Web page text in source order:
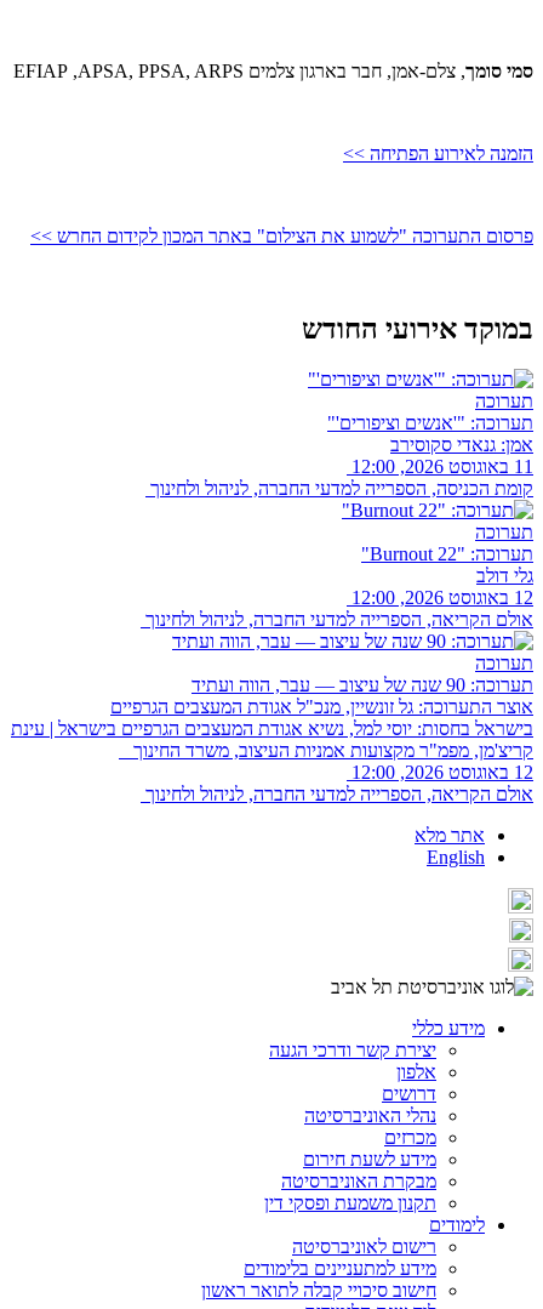
סמי סומך, צלם-אמן, חבר בארגון צלמים APSA, PPSA, ARPS
,
EFIAP
הזמנה לאירוע הפתיחה >>
פרסום התערוכה "לשמוע את הצילום" באתר המכון לקידום החרש >>
במוקד אירועי החודש
תערוכה
תערוכה: "'אנשים וציפורים'"
אמן: גנאדי סקוסירב
11 באוגוסט 2026, 12:00
קומת הכניסה, הספרייה למדעי החברה, לניהול ולחינוך
תערוכה
תערוכה: "Burnout 22"
גלי דולב
12 באוגוסט 2026, 12:00
אולם הקריאה, הספרייה למדעי החברה, לניהול ולחינוך
תערוכה
תערוכה: 90 שנה של עיצוב — עבר, הווה ועתיד
אוצר התערוכה: גל זונשיין, מנכ"ל אגודת המעצבים הגרפיים
בישראל בחסות: יוסי למל, נשיא אגודת המעצבים הגרפיים בישראל | עינת
קריצ'מן, מפמ"ר מקצועות אמניות העיצוב, משרד החינוך
12 באוגוסט 2026, 12:00
אולם הקריאה, הספרייה למדעי החברה, לניהול ולחינוך
אתר מלא
English
מידע כללי
יצירת קשר ודרכי הגעה
אלפון
דרושים
נהלי האוניברסיטה
מכרזים
מידע לשעת חירום
מבקרת האוניברסיטה
תקנון משמעת ופסקי דין
לימודים
רישום לאוניברסיטה
מידע למתעניינים בלימודים
חישוב סיכויי קבלה לתואר ראשון